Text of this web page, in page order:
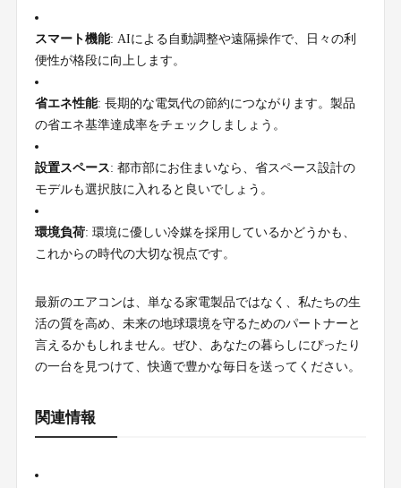
スマート機能: AIによる自動調整や遠隔操作で、日々の利
便性が格段に向上します。
省エネ性能: 長期的な電気代の節約につながります。製品
の省エネ基準達成率をチェックしましょう。
設置スペース: 都市部にお住まいなら、省スペース設計の
モデルも選択肢に入れると良いでしょう。
環境負荷: 環境に優しい冷媒を採用しているかどうかも、
これからの時代の大切な視点です。
最新のエアコンは、単なる家電製品ではなく、私たちの生
活の質を高め、未来の地球環境を守るためのパートナーと
言えるかもしれません。ぜひ、あなたの暮らしにぴったり
の一台を見つけて、快適で豊かな毎日を送ってください。
関連情報